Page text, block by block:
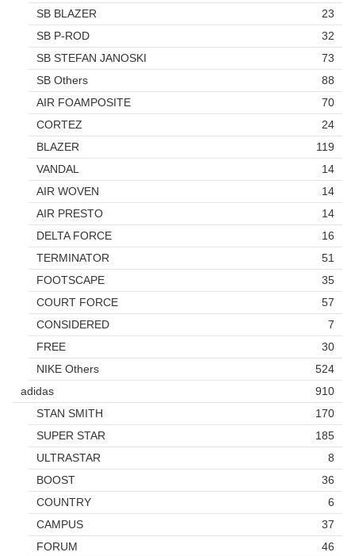
SB BLAZER
23
SB P-ROD
32
SB STEFAN JANOSKI
73
SB Others
88
AIR FOAMPOSITE
70
CORTEZ
24
BLAZER
119
VANDAL
14
AIR WOVEN
14
AIR PRESTO
14
DELTA FORCE
16
TERMINATOR
51
FOOTSCAPE
35
COURT FORCE
57
CONSIDERED
7
FREE
30
NIKE Others
524
adidas
910
STAN SMITH
170
SUPER STAR
185
ULTRASTAR
8
BOOST
36
COUNTRY
6
CAMPUS
37
FORUM
46